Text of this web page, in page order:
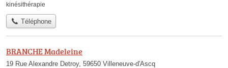
kinésithérapie
Téléphone
BRANCHE Madeleine
19 Rue Alexandre Detroy, 59650 Villeneuve-d'Ascq